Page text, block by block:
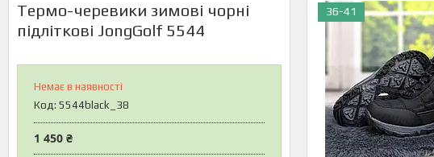
Термо-черевики зимові чорні
підліткові JongGolf 5544
Немає в наявності
Код: 5544black_38
1 450 ₴
36-41